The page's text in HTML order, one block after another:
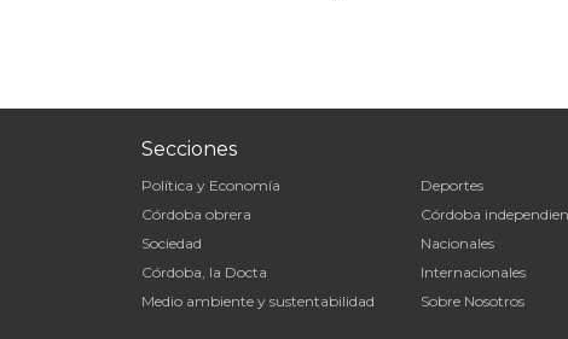
Secciones
Política y Economía
Córdoba obrera
Sociedad
Córdoba, la Docta
Medio ambiente y sustentabilidad
Deportes
Córdoba
Nacionales
Internacionales
Sobre Nosotros